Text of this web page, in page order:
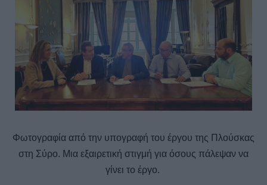
Φωτογραφία από την υπογραφή του έργου της Πλούσκας
στη Σύρο. Μια εξαιρετική στιγμή για όσους πάλεψαν να
γίνει το έργο.